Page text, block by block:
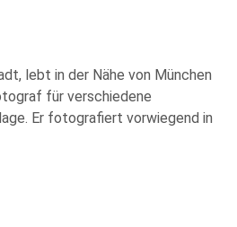
lebt in der Nähe von München
für verschiedene
Er fotografiert vorwiegend in